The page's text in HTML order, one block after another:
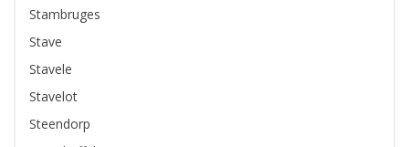
Stambruges
Stave
Stavele
Stavelot
Steendorp